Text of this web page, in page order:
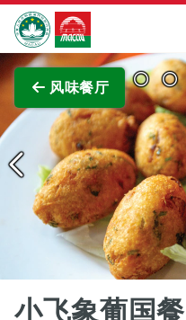
跳至主内容
澳门特别行政区政府旅游局
风味餐厅
小飞象葡国餐